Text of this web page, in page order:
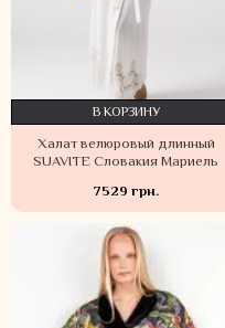
Халат велюровый длинный
SUAVITE Словакия Мариель
7529 грн.
В КОРЗИНУ